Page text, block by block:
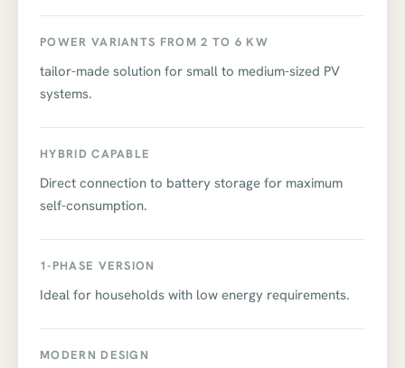
POWER VARIANTS FROM 2 TO 6 KW
tailor-made solution for small to medium-sized PV
systems.
HYBRID CAPABLE
Direct connection to battery storage for maximum
self-consumption.
1-PHASE VERSION
Ideal for households with low energy requirements.
MODERN DESIGN